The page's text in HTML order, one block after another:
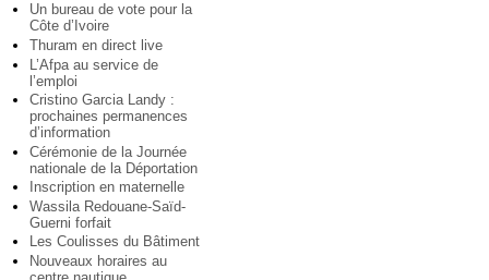
Un bureau de vote pour la
Côte d’Ivoire
Thuram en direct live
L’Afpa au service de
l’emploi
Cristino Garcia Landy :
prochaines permanences
d’information
Cérémonie de la Journée
nationale de la Déportation
Inscription en maternelle
Wassila Redouane-Saïd-
Guerni forfait
Les Coulisses du Bâtiment
Nouveaux horaires au